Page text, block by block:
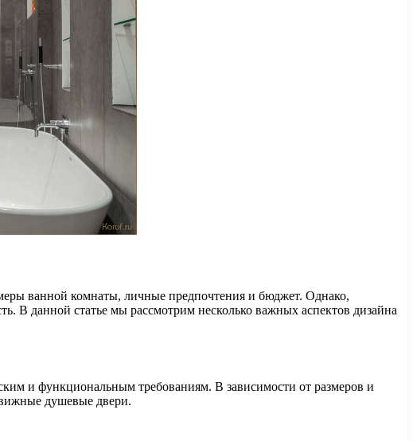
ванной комнаты, личные предпочтения и бюджет. Однако,
В данной статье мы рассмотрим несколько важных аспектов дизайна
и функциональным требованиям. В зависимости от размеров и
душевые двери.